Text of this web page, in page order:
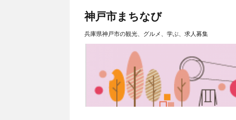
神戸市まちなび
兵庫県神戸市の観光、グルメ、学ぶ、求人募集